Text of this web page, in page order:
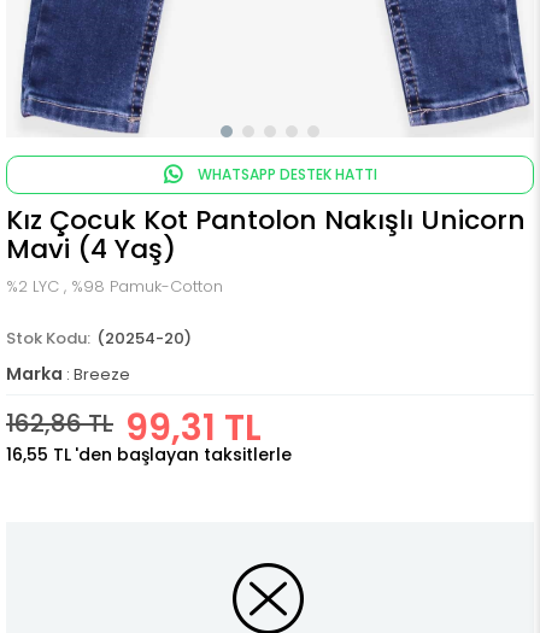
WHATSAPP DESTEK HATTI
Kız Çocuk Kot Pantolon Nakışlı Unicorn
Mavi (4 Yaş)
%2 LYC , %98 Pamuk-Cotton
(20254-20)
Marka : Breeze
162,86 TL 99,31 TL
16,55 TL 'den başlayan taksitlerle